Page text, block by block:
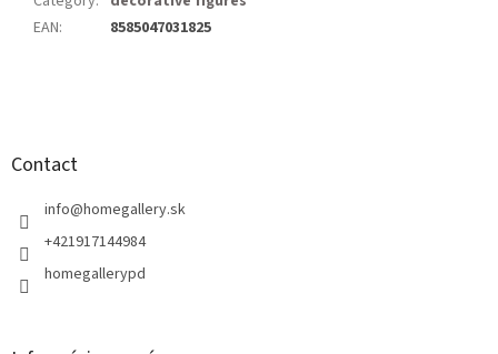
EAN: 8585047031825
Contact
info@homegallery.sk
+421917144984
homegallerypd